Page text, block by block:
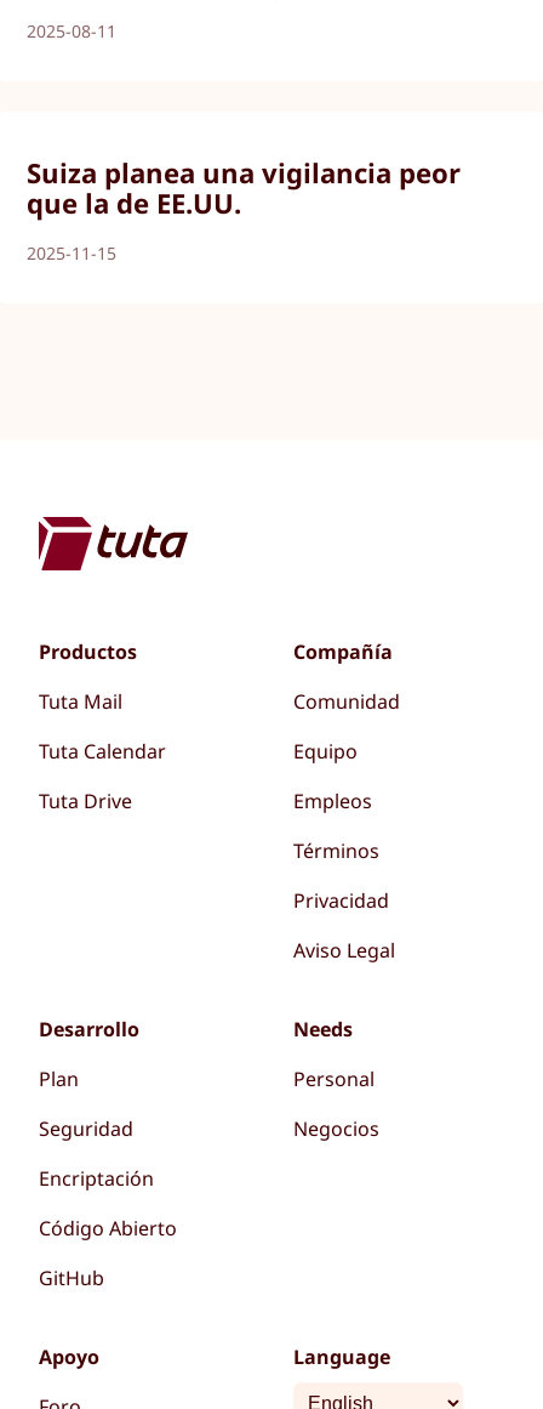
2025-08-11
Suiza planea una vigilancia peor
que la de EE.UU.
2025-11-15
Productos
Tuta Mail
Tuta Calendar
Tuta Drive
Compañía
Comunidad
Equipo
Empleos
Términos
Privacidad
Aviso Legal
Desarrollo
Plan
Seguridad
Encriptación
Código Abierto
GitHub
Needs
Personal
Negocios
Apoyo
Language